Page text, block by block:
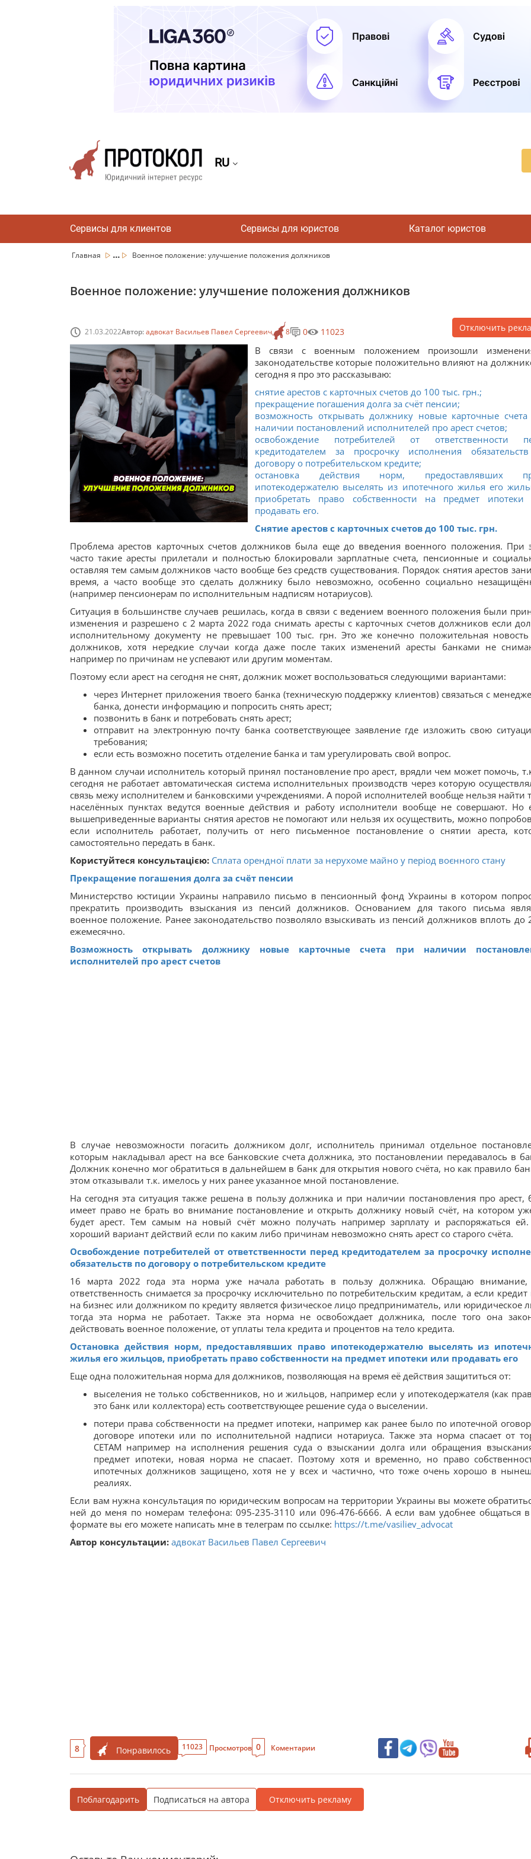
RU
Сервисы для клиентов Сервисы для юристов Каталог юристов
Главная ... Военное положение: улучшение положения должников
Военное положение: улучшение положения должников
21.03.2022Автор:адвокат Васильев Павел Сергеевич 8 0 11023 Отключить
В связи с военным положением произошли
законодательстве которые положительно влияют на
сегодня я про это рассказываю:
снятие арестов с карточных счетов до 100 тыс. грн.;
прекращение погашения долга за счёт пенсии;
возможность открывать должнику новые карточные
наличии постановлений исполнителей про арест счетов;
освобождение потребителей от ответственности
кредитодателем за просрочку исполнения
договору о потребительском кредите;
остановка действия норм, предоставлявших
ипотекодержателю выселять из ипотечного жилья его
приобретать право собственности на предмет ипотеки
продавать его.
Снятие арестов с карточных счетов до 100 тыс. грн.
Проблема арестов карточных счетов должников была еще до введения военного положения. При
часто такие аресты прилетали и полностью блокировали зарплатные счета, пенсионные и
оставляя тем самым должников часто вообще без средств существования. Порядок снятия арестов
время, а часто вообще это сделать должнику было невозможно, особенно социально
(например пенсионерам по исполнительным надписям нотариусов).
Ситуация в большинстве случаев решилась, когда в связи с ведением военного положения были
изменения и разрешено с 2 марта 2022 года снимать аресты с карточных счетов должников если
исполнительному документу не превышает 100 тыс. грн. Это же конечно положительная
должников, хотя нередкие случаи когда даже после таких изменений аресты банками не
например по причинам не успевают или другим моментам.
Поэтому если арест на сегодня не снят, должник может воспользоваться следующими вариантами:
через Интернет приложения твоего банка (техническую поддержку клиентов) связаться с
банка, донести информацию и попросить снять арест;
позвонить в банк и потребовать снять арест;
отправит на электронную почту банка соответствующее заявление где изложить свою
требования;
если есть возможно посетить отделение банка и там урегулировать свой вопрос.
В данном случаи исполнитель который принял постановление про арест, врядли чем может помочь,
сегодня не работает автоматическая система исполнительных производств через которую
связь межу исполнителем и банковскими учреждениями. А порой исполнителей вообще нельзя найти
населённых пунктах ведутся военные действия и работу исполнители вообще не совершают. Но
вышеприведенные варианты снятия арестов не помогают или нельзя их осуществить, можно
если исполнитель работает, получить от него письменное постановление о снятии ареста,
самостоятельно передать в банк.
Користуйтеся консультацією: Сплата орендної плати за нерухоме майно у період воєнного стану
Прекращение погашения долга за счёт пенсии
Министерство юстиции Украины направило письмо в пенсионный фонд Украины в котором
прекратить производить взыскания из пенсий должников. Основанием для такого письма
военное положение. Ранее законодательство позволяло взыскивать из пенсий должников вплоть до
ежемесячно.
Возможность открывать должнику новые карточные счета при наличии
исполнителей про арест счетов
В случае невозможности погасить должником долг, исполнитель принимал отдельное
которым накладывал арест на все банковские счета должника, это постановлении передавалось в
Должник конечно мог обратиться в дальнейшем в банк для открытия нового счёта, но как правило
этом отказывали т.к. имелось у них ранее указанное мной постановление.
На сегодня эта ситуация также решена в пользу должника и при наличии постановления про арест,
имеет право не брать во внимание постановление и открыть должнику новый счёт, на котором
будет арест. Тем самым на новый счёт можно получать например зарплату и распоряжаться
хороший вариант действий если по каким либо причинам невозможно снять арест со старого счёта.
Освобождение потребителей от ответственности перед кредитодателем за просрочку
обязательств по договору о потребительском кредите
16 марта 2022 года эта норма уже начала работать в пользу должника. Обращаю внимание,
ответственность снимается за просрочку исключительно по потребительским кредитам, а если кредит
на бизнес или должником по кредиту является физическое лицо предприниматель, или юридическое
тогда эта норма не работает. Также эта норма не освобождает должника, после того она
действовать военное положение, от уплаты тела кредита и процентов на тело кредита.
Остановка действия норм, предоставлявших право ипотекодержателю выселять из
жилья его жильцов, приобретать право собственности на предмет ипотеки или продавать его
Еще одна положительная норма для должников, позволяющая на время её действия защититься от:
выселения не только собственников, но и жильцов, например если у ипотекодержателя (как
это банк или коллектора) есть соответствующее решение суда о выселении.
потери права собственности на предмет ипотеки, например как ранее было по ипотечной
договоре ипотеки или по исполнительной надписи нотариуса. Также эта норма спасает от
СЕТАМ например на исполнения решения суда о взыскании долга или обращения
предмет ипотеки, новая норма не спасает. Поэтому хотя и временно, но право
ипотечных должников защищено, хотя не у всех и частично, что тоже очень хорошо в
реалиях.
Если вам нужна консультация по юридическим вопросам на территории Украины вы можете
ней до меня по номерам телефона: 095-235-3110 или 096-476-6666. А если вам удобнее общаться
формате вы его можете написать мне в телеграм по ссылке: https://t.me/vasiliev_advocat
Автор консультации: адвокат Васильев Павел Сергеевич
8 Понравилось 11023 Просмотров 0 Коментарии
Поблагодарить Подписаться на автора Отключить рекламу